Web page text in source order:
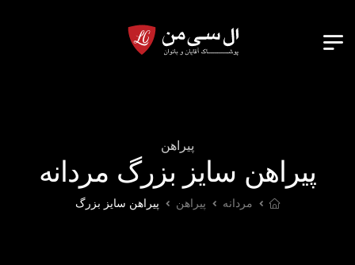
پیراهن
پیراهن سایز بزرگ مردانه
مردانه پیراهن پیراهن سایز بزرگ